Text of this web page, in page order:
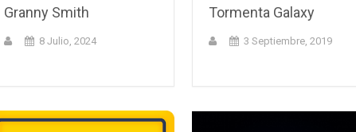
Granny Smith
8 Julio, 2024
Tormenta Galaxy
3 Septiembre, 2019